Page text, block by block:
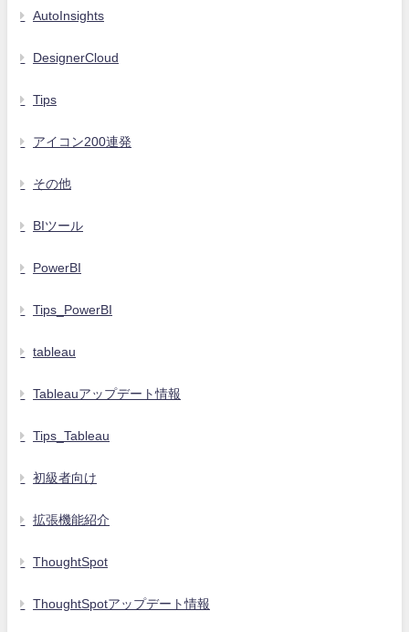
AutoInsights
DesignerCloud
Tips
アイコン200連発
その他
BIツール
PowerBI
Tips_PowerBI
tableau
Tableauアップデート情報
Tips_Tableau
初級者向け
拡張機能紹介
ThoughtSpot
ThoughtSpotアップデート情報